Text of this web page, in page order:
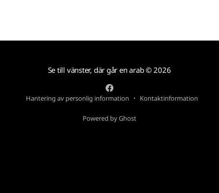
Se till vänster, där går en arab© 2026
Hantering av personlig information Kontaktinformation
Powered by Ghost